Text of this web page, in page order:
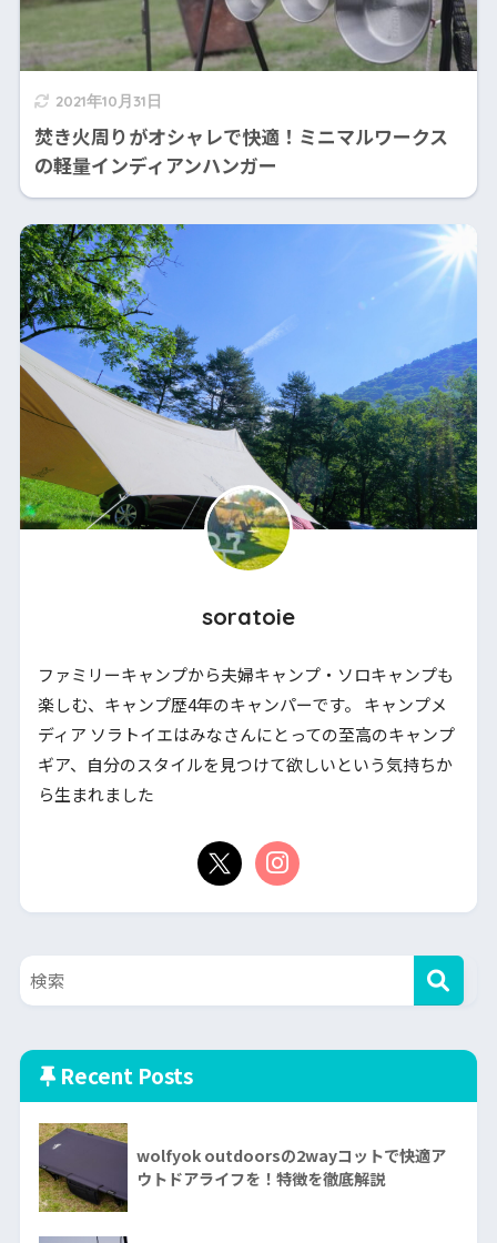
2021年10月31日
焚き火周りがオシャレで快適！ミニマルワークス
の軽量インディアンハンガー
soratoie
ファミリーキャンプから夫婦キャンプ・ソロキャンプも
楽しむ、キャンプ歴4年のキャンパーです。 キャンプメ
ディア ソラトイエはみなさんにとっての至高のキャンプ
ギア、自分のスタイルを見つけて欲しいという気持ちか
ら生まれました
Recent Posts
wolfyok outdoorsの2wayコットで快適ア
ウトドアライフを！特徴を徹底解説